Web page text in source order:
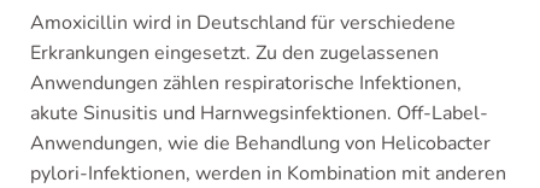
Amoxicillin wird in Deutschland für verschiedene
Erkrankungen eingesetzt. Zu den zugelassenen
Anwendungen zählen respiratorische Infektionen,
akute Sinusitis und Harnwegsinfektionen. Off-Label-
Anwendungen, wie die Behandlung von Helicobacter
pylori-Infektionen, werden in Kombination mit anderen